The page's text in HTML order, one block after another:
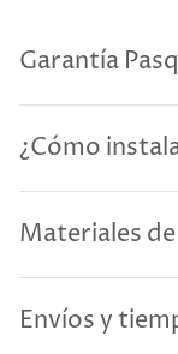
Garantía
¿Cómo
Materiales
Envíos y